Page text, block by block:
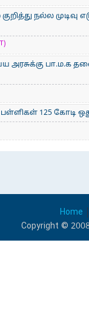
நல்ல
அரசுக்கு
125 கோடி
Home
Copyright ©